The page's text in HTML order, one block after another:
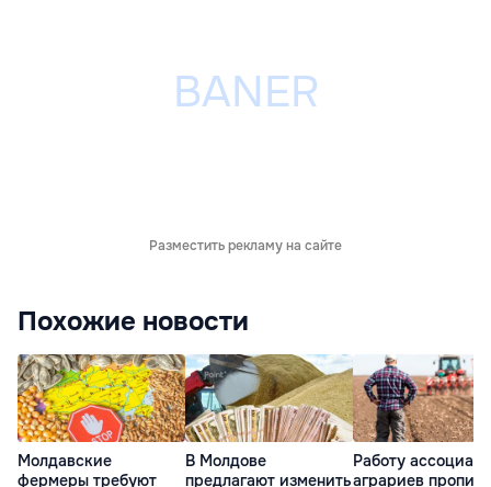
Разместить рекламу на сайте
Похожие новости
Молдавские
фермеры требуют
В Молдове
предлагают изменить
Работу
аграриев